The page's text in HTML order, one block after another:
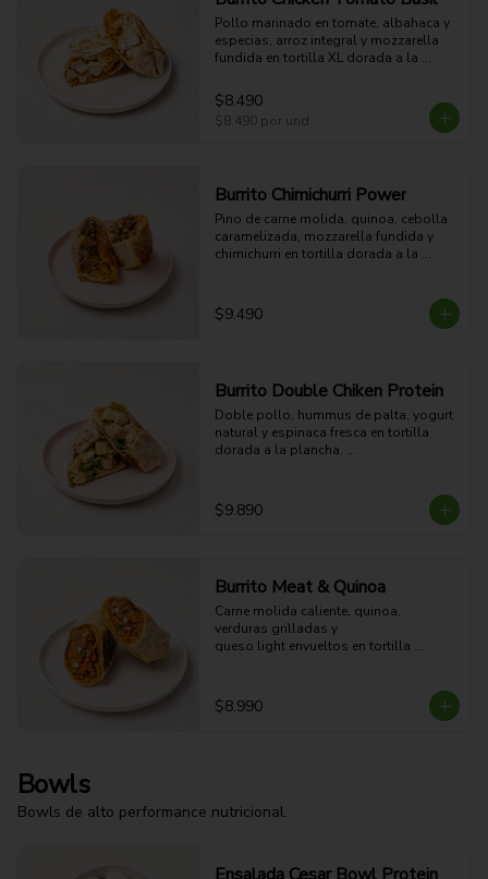
Pollo marinado en tomate, albahaca y
especias, arroz integral y mozzarella
fundida en tortilla XL dorada a la
mediterráneo.
54g Proteina - 51g Carbohidratos -
15g grasa - 4g Fibra - 578 Kcal
$8.490
$8.490por und
Burrito Chimichurri Power
Pino de carne molida, quinoa, cebolla
caramelizada, mozzarella fundida y
chimichurri en tortilla dorada a la
45g Proteina - 58g Carbohidratos -
36g grasa - 6g Fibra - 748 Kcal
$9.490
Burrito Double Chiken Protein
Doble pollo, hummus de palta, yogurt
natural y espinaca fresca en tortilla
dorada a la plancha.
$9.890
Burrito Meat & Quinoa
Carne molida caliente, quinoa,
verduras grilladas y
queso light envueltos en tortilla
27g grasa - 7g Fibra - 654 Kcal
$8.990
Bowls
Bowls de alto performance nutricional.